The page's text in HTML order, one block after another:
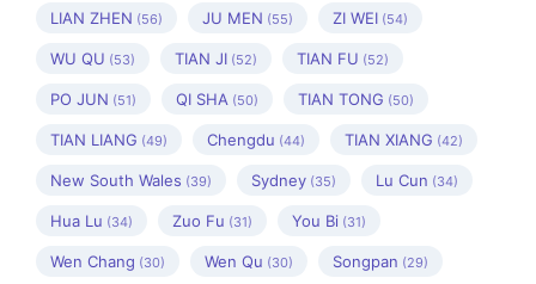
LIAN ZHEN (56) JU MEN (55) ZI WEI (54)
WU QU (53) TIAN JI (52) TIAN FU (52)
PO JUN (51) QI SHA (50) TIAN TONG (50)
TIAN LIANG (49) Chengdu (44) TIAN XIANG (42)
New South Wales (39) Sydney (35) Lu Cun (34)
Hua Lu (34) Zuo Fu (31) You Bi (31)
Wen Chang (30) Wen Qu (30) Songpan (29)